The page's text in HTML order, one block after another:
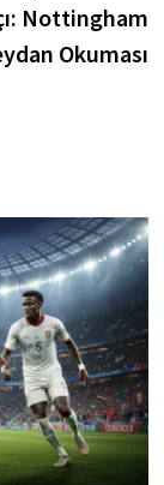
Nottingham
Okuması